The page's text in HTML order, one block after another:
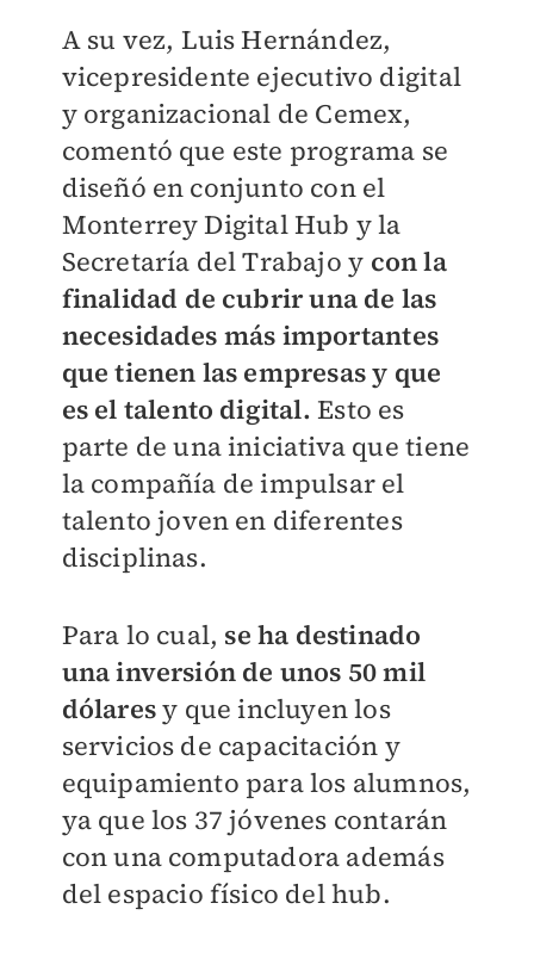
A su vez, Luis Hernández,
vicepresidente ejecutivo digital
y organizacional de Cemex,
comentó que este programa se
diseñó en conjunto con el
Monterrey Digital Hub y la
Secretaría del Trabajo y con la
finalidad de cubrir una de las
necesidades más importantes
que tienen las empresas y que
es el talento digital.Esto es
parte de una iniciativa que tiene
la compañía de impulsar el
talento joven en diferentes
disciplinas.
Para lo cual, se ha destinado
una inversión de unos 50 mil
dólaresy que incluyen los
servicios de capacitación y
equipamiento para los alumnos,
ya que los 37 jóvenes contarán
con una computadora además
del espacio físico del hub.